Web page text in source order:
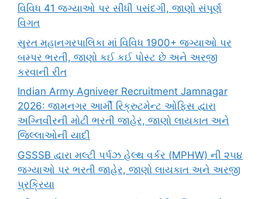
વિવિધ 41 જગ્યાઓ પર સીધી પસંદગી, જાણો સંપૂર્ણ
વિગત
સુરત મહાનગરપાલિકા માં વિવિધ 1900+ જગ્યાઓ પર
બમ્પર ભરતી, જાણો કઈ કઈ પોસ્ટ છે અને અરજી
કરવાની રીત
Indian Army Agniveer Recruitment Jamnagar
2026: જામનગર આર્મી રિક્રુટમેન્ટ ઓફિસ દ્વારા
અગ્નિવીરની મોટી ભરતી જાહેર, જાણો લાયકાત અને
જિલ્લાઓની યાદી
GSSSB દ્વારા મલ્ટી પર્પઝ હેલ્થ વર્કર (MPHW) ની ૨૫૪
જગ્યાઓ પર ભરતી જાહેર, જાણો લાયકાત અને અરજી
પ્રક્રિયા